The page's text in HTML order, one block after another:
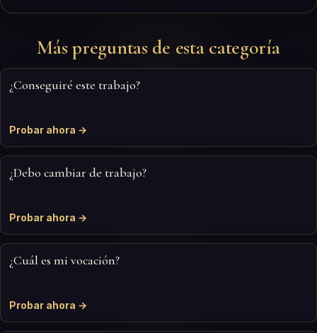
Más preguntas de esta categoría
¿Conseguiré este trabajo?
Probar ahora →
¿Debo cambiar de trabajo?
Probar ahora →
¿Cuál es mi vocación?
Probar ahora →